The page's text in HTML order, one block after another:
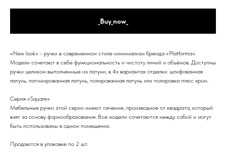
_Buy_now_
«New look» - ручки в современном стиле минимализм бренда «Platforma».
Модели сочетают в себе функциональность и чистоту линий и объёмов. Доступны
ручки целиком выполненные из латуни, в 4х вариантах отделки: шлифованная
латунь, патинированная латунь, полированная латунь или полировка плюс хром.
Серия «Square»
Мебельные ручки этой серии имеют сечение, производное от квадрата, который
взят за основу формообразования. Все модели сочетаются между собой и могут
быть использованы в одном помещении.
Продаются в упаковке по 2 шт.